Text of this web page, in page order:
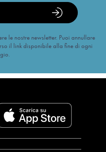
le nostre newsletter. Puoi annullare
il link disponibile alla fine di ogni